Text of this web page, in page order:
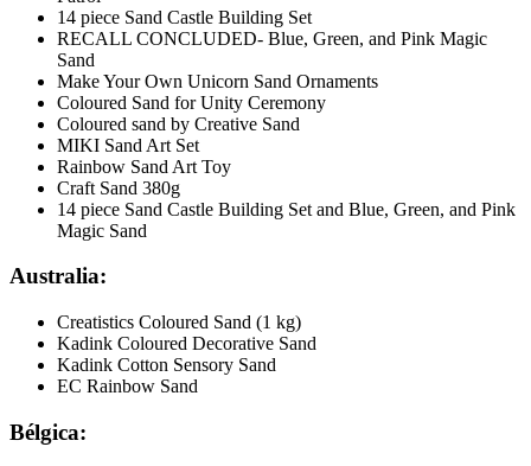
14 piece Sand Castle Building Set
RECALL CONCLUDED- Blue, Green, and Pink Magic
Sand
Make Your Own Unicorn Sand Ornaments
Coloured Sand for Unity Ceremony
Coloured sand by Creative Sand
MIKI Sand Art Set
Rainbow Sand Art Toy
Craft Sand 380g
14 piece Sand Castle Building Set and Blue, Green, and Pink
Magic Sand
Australia:
Creatistics Coloured Sand (1 kg)
Kadink Coloured Decorative Sand
Kadink Cotton Sensory Sand
EC Rainbow Sand
Bélgica: